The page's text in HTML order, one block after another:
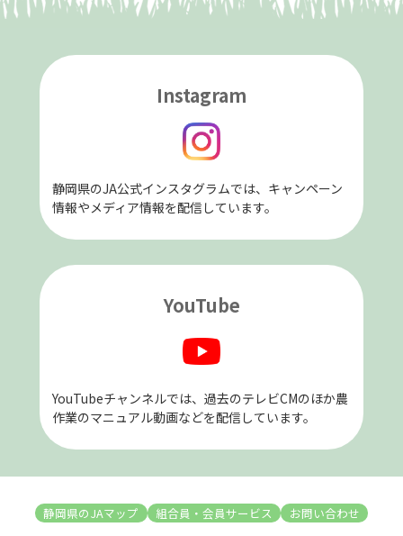
Instagram
静岡県のJA公式インスタグラムでは、キャンペーン
情報やメディア情報を配信しています。
YouTube
YouTubeチャンネルでは、過去のテレビCMのほか農
作業のマニュアル動画などを配信しています。
静岡県のJAマップ 組合員・会員サービス お問い合わせ